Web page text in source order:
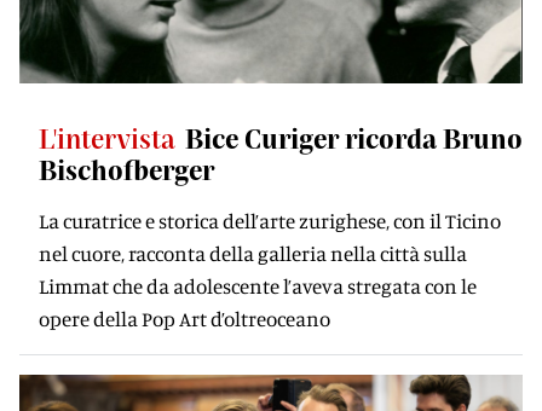
L'intervista Bice Curiger ricorda Bruno
Bischofberger
La curatrice e storica dell’arte zurighese, con il Ticino
nel cuore, racconta della galleria nella città sulla
Limmat che da adolescente l’aveva stregata con le
opere della Pop Art d’oltreoceano